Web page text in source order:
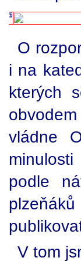
O
i na
kterých
vládne
podle
V tom